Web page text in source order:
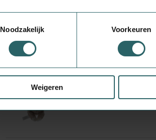
Noodzakelijk
Voorkeuren
Weigeren